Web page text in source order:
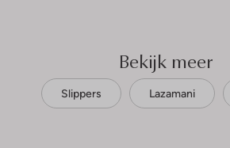
Bekijk meer
Slippers Lazamani